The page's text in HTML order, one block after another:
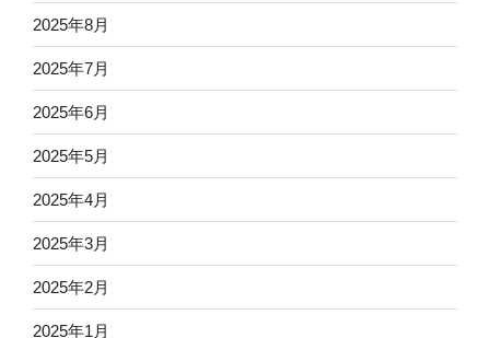
2025年8月
2025年7月
2025年6月
2025年5月
2025年4月
2025年3月
2025年2月
2025年1月